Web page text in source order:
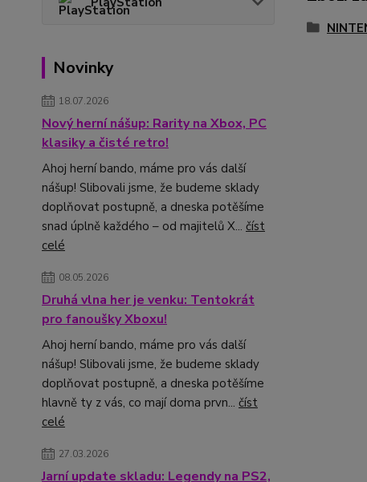
Novinky
18.07.2026
Nový herní nášup: Rarity na Xbox, PC
klasiky a čisté retro!
Ahoj herní bando, máme pro vás další
nášup! Slibovali jsme, že budeme sklady
doplňovat postupně, a dneska potěšíme
snad úplně každého – od majitelů X... číst
celé
08.05.2026
Druhá vlna her je venku: Tentokrát
pro fanoušky Xboxu!
Ahoj herní bando, máme pro vás další
nášup! Slibovali jsme, že budeme sklady
doplňovat postupně, a dneska potěšíme
hlavně ty z vás, co mají doma prvn... číst
celé
27.03.2026
Jarní update skladu: Legendy na PS2,